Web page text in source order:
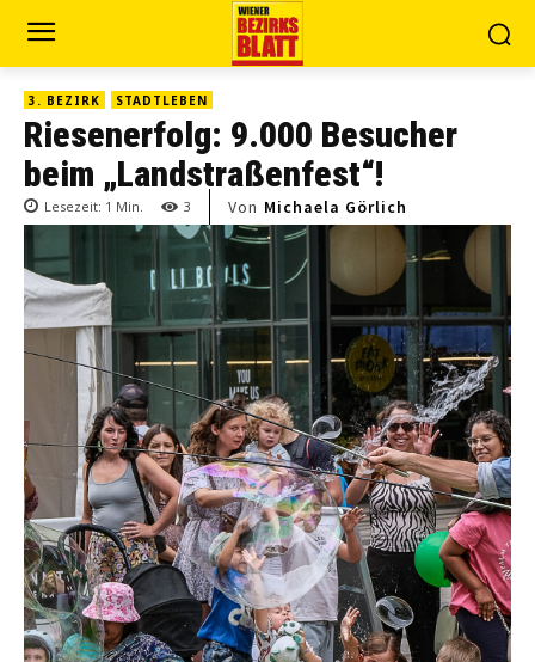
3. BEZIRK STADTLEBEN
Riesenerfolg: 9.000 Besucher
beim „Landstraßenfest“!
Lesezeit: 1 Min. 3 Von Michaela Görlich